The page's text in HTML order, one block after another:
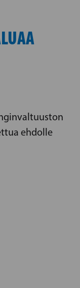
ehdolle